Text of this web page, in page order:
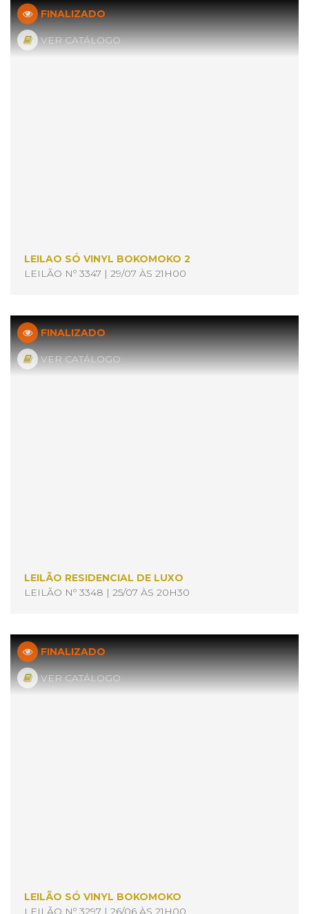
LEILAO SÓ VINYL BOKOMOKO 2
LEILÃO Nº 3347 | 29/07 ÀS 21H00
FINALIZADO
VER CATÁLOGO
LEILÃO RESIDENCIAL DE LUXO
LEILÃO Nº 3348 | 25/07 ÀS 20H30
FINALIZADO
VER CATÁLOGO
LEILÃO SÓ VINYL BOKOMOKO
LEILÃO Nº 3297 | 26/06 ÀS 21H00
FINALIZADO
VER CATÁLOGO